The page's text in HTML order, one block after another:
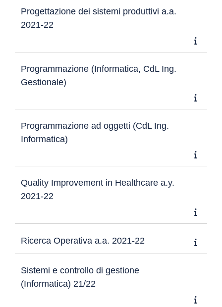
Progettazione dei sistemi produttivi a.a.
2021-22
Programmazione (Informatica, CdL Ing.
Gestionale)
Programmazione ad oggetti (CdL Ing.
Informatica)
Quality Improvement in Healthcare a.y.
2021-22
Ricerca Operativa a.a. 2021-22
Sistemi e controllo di gestione
(Informatica) 21/22